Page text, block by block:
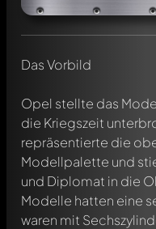
Das Vorbild
Opel stellte das
die Kriegszeit
repräsentierte die
Modellpalette und
und Diplomat in die
Modelle hatten eine
waren mit